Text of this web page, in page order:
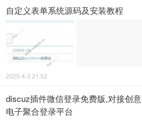
自定义表单系统源码及安装教程
2025-4-3 21:52
discuz插件微信登录免费版,对接创意
电子聚合登录平台